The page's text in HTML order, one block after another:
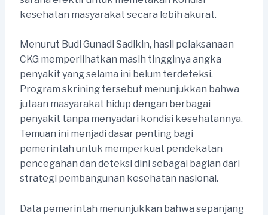
kesehatan masyarakat secara lebih akurat.
Menurut Budi Gunadi Sadikin, hasil pelaksanaan
CKG memperlihatkan masih tingginya angka
penyakit yang selama ini belum terdeteksi.
Program skrining tersebut menunjukkan bahwa
jutaan masyarakat hidup dengan berbagai
penyakit tanpa menyadari kondisi kesehatannya.
Temuan ini menjadi dasar penting bagi
pemerintah untuk memperkuat pendekatan
pencegahan dan deteksi dini sebagai bagian dari
strategi pembangunan kesehatan nasional.
Data pemerintah menunjukkan bahwa sepanjang